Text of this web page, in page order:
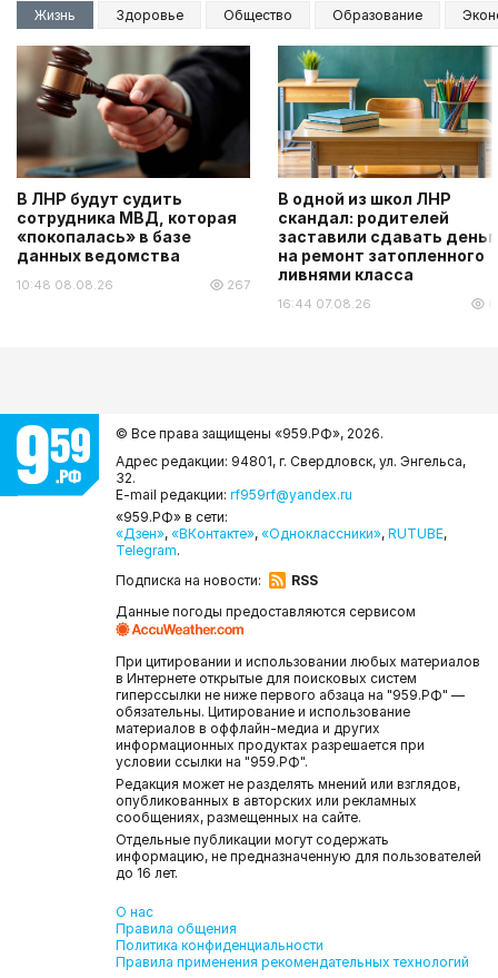
Жизнь Здоровье Общество Образование
В ЛНР будут судить
сотрудника МВД, которая
«покопалась» в базе
данных ведомства
10:48 08.08.26 267
В одной из школ ЛНР
скандал: родителей
заставили сдавать
на ремонт затопленного
ливнями класса
16:44 07.08.26
© Все права защищены «959.РФ», 2026.
Адрес редакции: 94801, г. Свердловск, ул. Энгельса,
32.
E-mail редакции: rf959rf@yandex.ru
«959.РФ» в сети:
«Дзен», «ВКонтакте», «Одноклассники», RUTUBE,
Telegram.
Подписка на новости:
RSS
Данные погоды предоставляются сервисом
При цитировании и использовании любых материалов
в Интернете открытые для поисковых систем
гиперссылки не ниже первого абзаца на "959.РФ" —
обязательны. Цитирование и использование
материалов в оффлайн-медиа и других
информационных продуктах разрешается при
условии ссылки на "959.РФ".
Редакция может не разделять мнений или взглядов,
опубликованных в авторских или рекламных
сообщениях, размещенных на сайте.
Отдельные публикации могут содержать
информацию, не предназначенную для пользователей
до 16 лет.
О нас
Правила общения
Политика конфиденциальности
Правила применения рекомендательных технологий